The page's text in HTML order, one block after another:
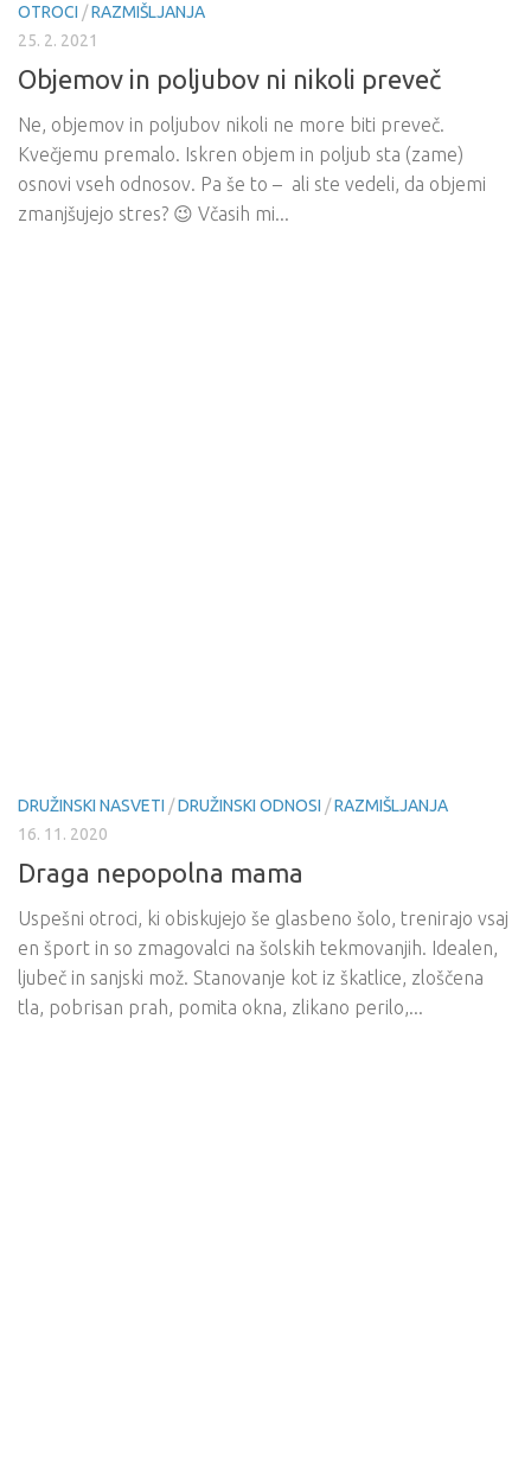
OTROCI /RAZMIŠLJANJA
25. 2. 2021
Objemov in poljubov ni nikoli preveč
Ne, objemov in poljubov nikoli ne more biti preveč.
Kvečjemu premalo. Iskren objem in poljub sta (zame)
osnovi vseh odnosov. Pa še to – ali ste vedeli, da objemi
zmanjšujejo stres? 😉 Včasih mi...
DRUŽINSKI NASVETI /DRUŽINSKI ODNOSI /RAZMIŠLJANJA
16. 11. 2020
Draga nepopolna mama
Uspešni otroci, ki obiskujejo še glasbeno šolo, trenirajo vsaj
en šport in so zmagovalci na šolskih tekmovanjih. Idealen,
ljubeč in sanjski mož. Stanovanje kot iz škatlice, zloščena
tla, pobrisan prah, pomita okna, zlikano perilo,...